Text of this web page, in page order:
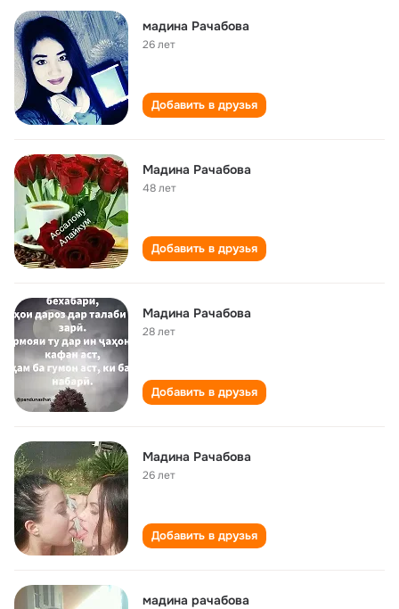
мадина Рачабова
26 лет
Добавить в друзья
Мадина Рачабова
48 лет
Добавить в друзья
Мадина Рачабова
28 лет
Добавить в друзья
Мадина Рачабова
26 лет
Добавить в друзья
мадина рачабова